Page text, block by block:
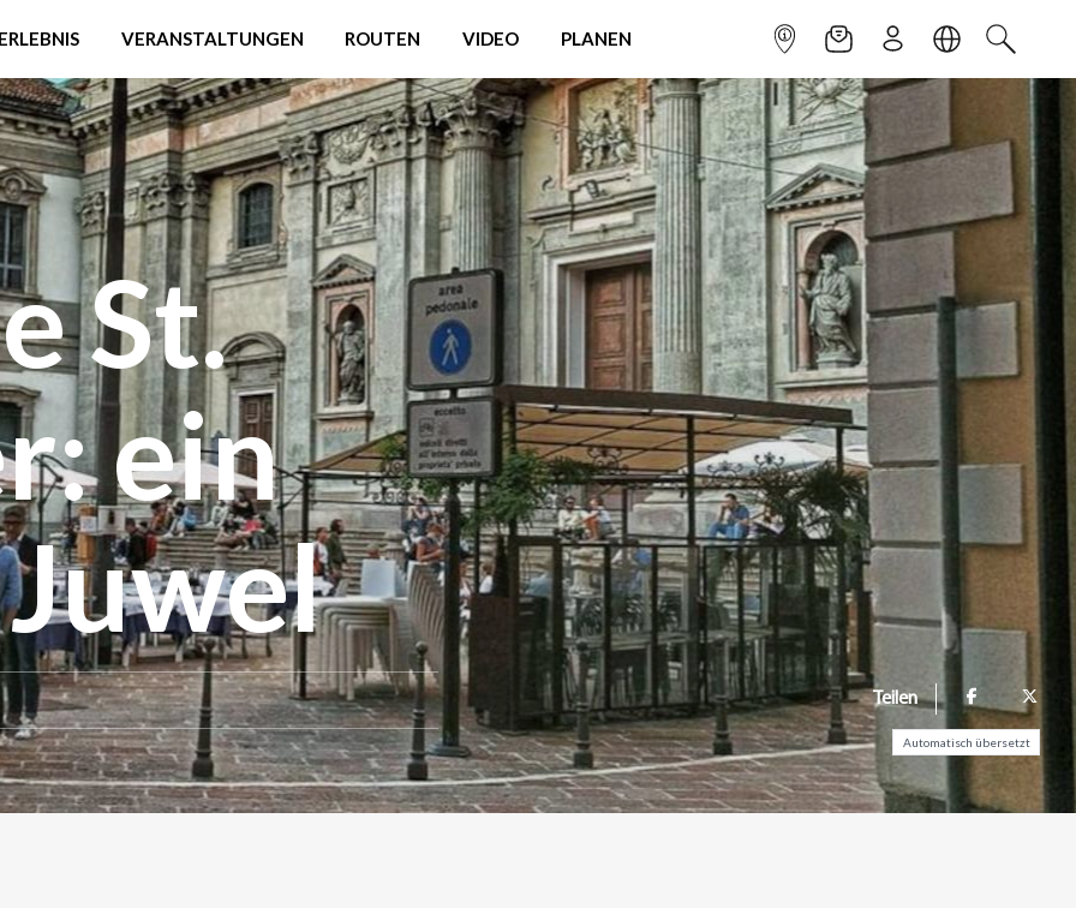
VERANSTALTUNGEN ROUTEN VIDEO PLANEN INFOPUNKTNEWSLETTER
ANMELDENSPRACHESUCHEN
St.
ein
Teilen
Automatisch übersetzt